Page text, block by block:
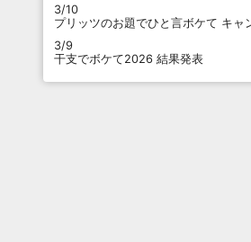
3/10
プリッツのお題でひと言ボケて キャ
3/9
干支でボケて2026 結果発表